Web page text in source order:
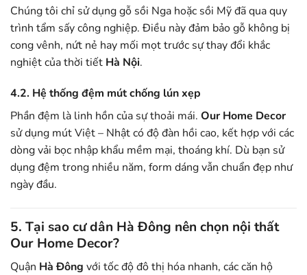
Chúng tôi chỉ sử dụng gỗ sồi Nga hoặc sồi Mỹ đã qua quy
trình tẩm sấy công nghiệp. Điều này đảm bảo gỗ không bị
cong vênh, nứt nẻ hay mối mọt trước sự thay đổi khắc
nghiệt của thời tiết Hà Nội.
4.2. Hệ thống đệm mút chống lún xẹp
Phần đệm là linh hồn của sự thoải mái. Our Home Decor
sử dụng mút Việt – Nhật có độ đàn hồi cao, kết hợp với các
dòng vải bọc nhập khẩu mềm mại, thoáng khí. Dù bạn sử
dụng đệm trong nhiều năm, form dáng vẫn chuẩn đẹp như
ngày đầu.
5. Tại sao cư dân Hà Đông nên chọn nội thất
Our Home Decor?
Quận Hà Đông với tốc độ đô thị hóa nhanh, các căn hộ